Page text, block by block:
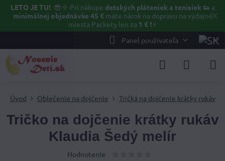
✕
LETO JE TU! 😎🌞 Pri nákupe detských pláteniek a tenisiek 👟 a
minimálnej objednávke 45 €máte nárok na dopravu na výdajné
miesta Packety len za 1 € ❗⚡️
Panel používateľa
Úvod Oblečenie na dojčenie Tričká na dojčenie krátky rukáv
Tričko na dojčenie krátky rukáv
Klaudia Šedý melír
Hodnotenie